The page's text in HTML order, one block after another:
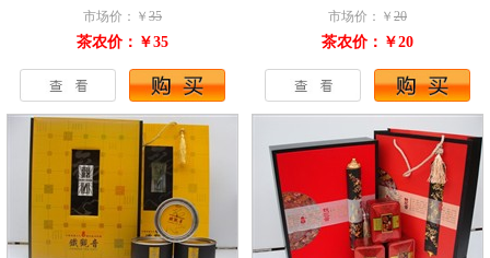
市场价：￥ 35
茶农价：￥35
市场价：￥ 20
茶农价：￥20